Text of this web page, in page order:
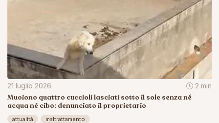
21 luglio 2026 2 min
Muoiono quattro cuccioli lasciati sotto il sole senza né
acqua né cibo: denunciato il proprietario
attualità maltrattamento